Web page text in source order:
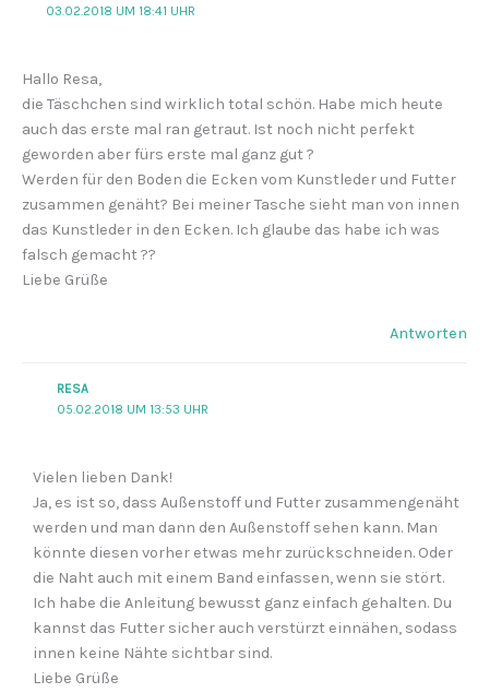
03.02.2018 UM 18:41 UHR
Hallo Resa,
die Täschchen sind wirklich total schön. Habe mich heute
auch das erste mal ran getraut. Ist noch nicht perfekt
geworden aber fürs erste mal ganz gut ?
Werden für den Boden die Ecken vom Kunstleder und Futter
zusammen genäht? Bei meiner Tasche sieht man von innen
das Kunstleder in den Ecken. Ich glaube das habe ich was
falsch gemacht ??
Liebe Grüße
Antworten
RESA
05.02.2018 UM 13:53 UHR
Vielen lieben Dank!
Ja, es ist so, dass Außenstoff und Futter zusammengenäht
werden und man dann den Außenstoff sehen kann. Man
könnte diesen vorher etwas mehr zurückschneiden. Oder
die Naht auch mit einem Band einfassen, wenn sie stört.
Ich habe die Anleitung bewusst ganz einfach gehalten. Du
kannst das Futter sicher auch verstürzt einnähen, sodass
innen keine Nähte sichtbar sind.
Liebe Grüße